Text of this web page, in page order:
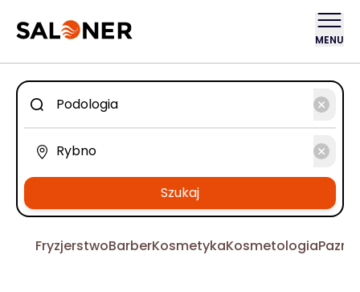
MENU
Szukaj
FryzjerstwoBarberKosmetykaKosmetologia